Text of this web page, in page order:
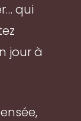
qui
jour à